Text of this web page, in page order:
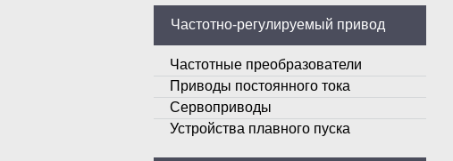
Частотно-регулируемый привод
Частотные преобразователи
Приводы постоянного тока
Сервоприводы
Устройства плавного пуска